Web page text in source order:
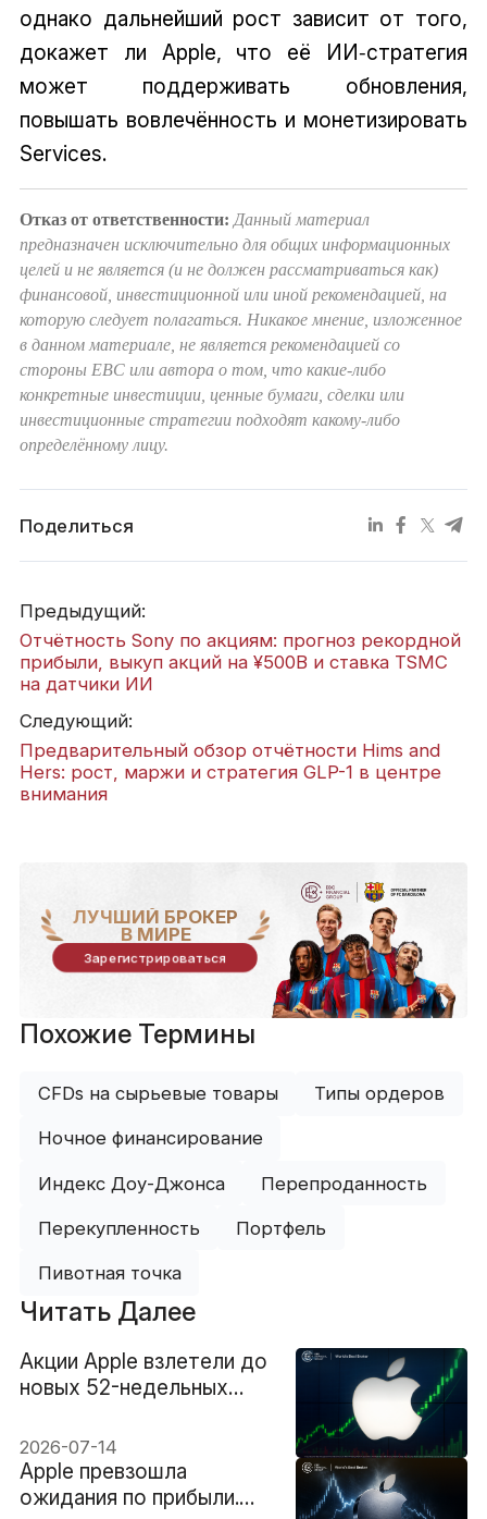
однако дальнейший рост зависит от того,
докажет ли Apple, что её ИИ‑стратегия
может поддерживать обновления,
повышать вовлечённость и монетизировать
Services.
Отказ от ответственности: Данный материал
предназначен исключительно для общих информационных
целей и не является (и не должен рассматриваться как)
финансовой, инвестиционной или иной рекомендацией, на
которую следует полагаться. Никакое мнение, изложенное
в данном материале, не является рекомендацией со
стороны EBC или автора о том, что какие-либо
конкретные инвестиции, ценные бумаги, сделки или
инвестиционные стратегии подходят какому-либо
определённому лицу.
Поделиться
Предыдущий:
Отчётность Sony по акциям: прогноз рекордной
прибыли, выкуп акций на ¥500B и ставка TSMC
на датчики ИИ
Следующий:
Предварительный обзор отчётности Hims and
Hers: рост, маржи и стратегия GLP-1 в центре
внимания
ЛУЧШИЙ БРОКЕР
В МИРЕ
Зарегистрироваться
Похожие Термины
CFDs на сырьевые товары Типы ордеров
Ночное финансирование
Индекс Доу-Джонса Перепроданность
Перекупленность Портфель
Пивотная точка
Читать Далее
Акции Apple взлетели до
новых 52-недельных
стратегия в области ИИ
разожгла ралли
2026-07-14
Apple превзошла
ожидания по прибыли.